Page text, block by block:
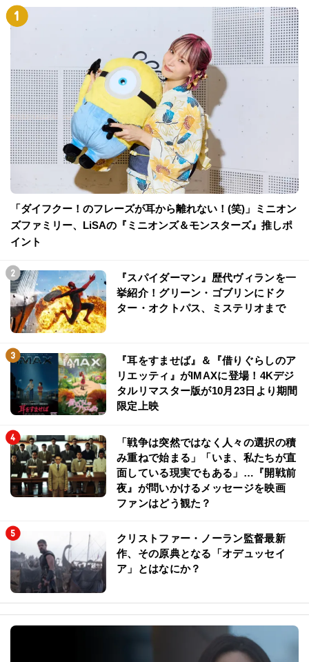
「ダイフクー！のフレーズが耳から離れない！(笑)」ミニオン
ズファミリー、LiSAの『ミニオンズ＆モンスターズ』推しポ
イント
『スパイダーマン』歴代ヴィランを一
挙紹介！グリーン・ゴブリンにドク
ター・オクトパス、ミステリオまで
『耳をすませば』＆『借りぐらしのア
リエッティ』がIMAXに登場！4Kデジ
タルリマスター版が10月23日より期間
限定上映
「戦争は突然ではなく人々の選択の積
み重ねで始まる」「いま、私たちが直
面している現実でもある」…『開戦前
夜』が問いかけるメッセージを映画
ファンはどう観た？
クリストファー・ノーラン監督最新
作、その原典となる「オデュッセイ
ア」とはなにか？